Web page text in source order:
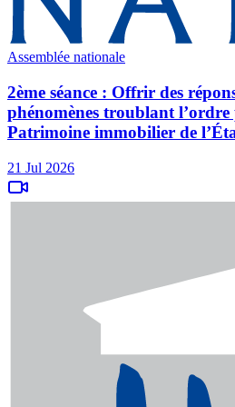
Assemblée nationale
2ème séance : Offrir des
phénomènes troublant
Patrimoine immobilier de
21 Jul 2026